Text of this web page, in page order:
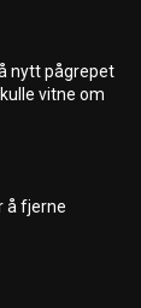
nytt pågrepet
vitne om
å fjerne